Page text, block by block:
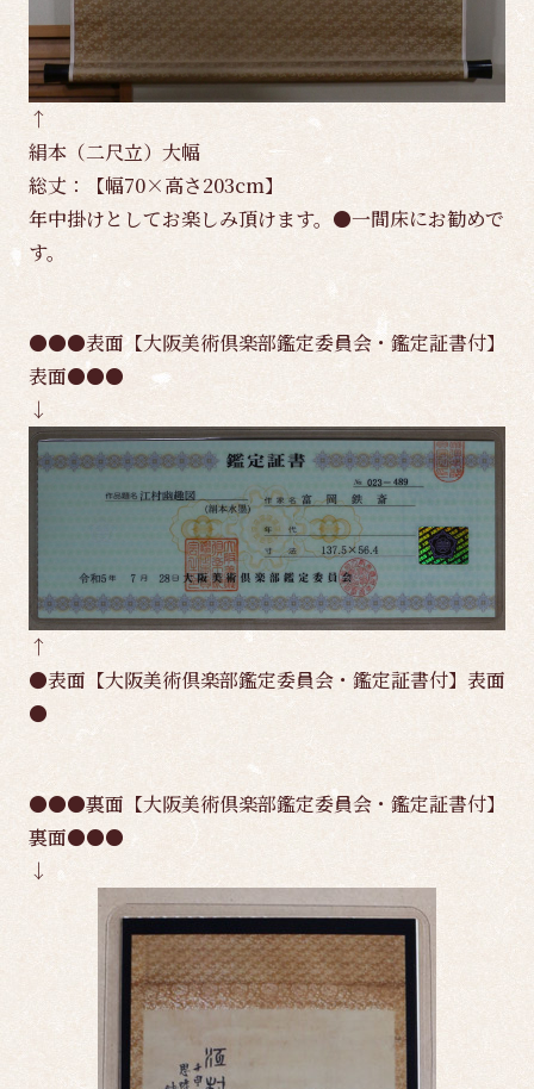
↑
絹本（二尺立）大幅
総丈：【幅70×高さ203cm】
年中掛けとしてお楽しみ頂けます。●一間床にお勧めで
す。
●●●表面【大阪美術倶楽部鑑定委員会・鑑定証書付】
表面●●●
↓
↑
●表面【大阪美術倶楽部鑑定委員会・鑑定証書付】表面
●
●●●裏面【大阪美術倶楽部鑑定委員会・鑑定証書付】
裏面●●●
↓